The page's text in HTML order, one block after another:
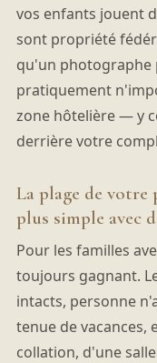
vos enfants jouent
sont propriété
qu'un photographe
pratiquement
zone hôtelière — y
derrière votre
La plage de
plus simple avec
Pour les familles
toujours gagnant.
intacts, personne
tenue de vacances,
collation, d'une